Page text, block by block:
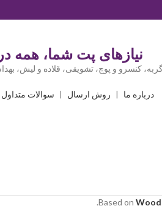
نیازهای پت شما، همه
کنسرو و پوچ، تشویقی، قلاده و لیش،
درباره ما روش ارسال سوالات متداول
Based on
.